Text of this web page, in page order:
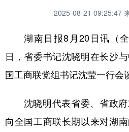
2025-08-21 09:25:47
湖南日报8月20日讯（全
日，省委书记沈晓明在长沙
国工商联党组书记沈莹一行会
沈晓明代表省委、省政府
向全国工商联长期以来对湖